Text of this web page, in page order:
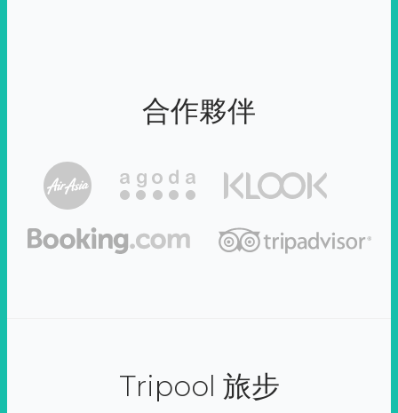
合作夥伴
Tripool 旅步